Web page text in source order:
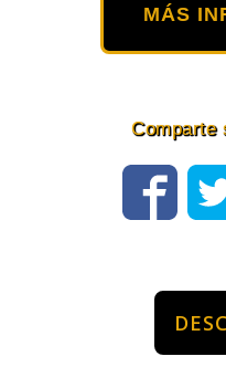
MÁS
Comparte